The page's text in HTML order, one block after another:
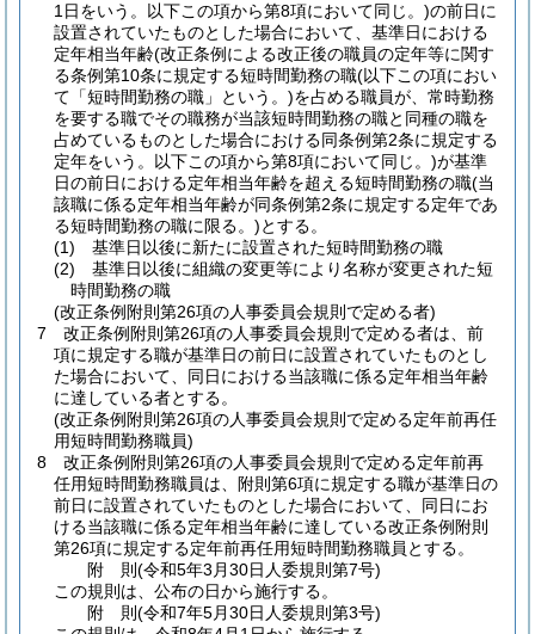
1日をいう。以下この項から第8項において同じ。)の前日に
設置されていたものとした場合において、基準日における
定年相当年齢(改正条例による改正後の職員の定年等に関す
る条例第10条に規定する短時間勤務の職(以下この項におい
て「短時間勤務の職」という。)を占める職員が、常時勤務
を要する職でその職務が当該短時間勤務の職と同種の職を
占めているものとした場合における同条例第2条に規定する
定年をいう。以下この項から第8項において同じ。)が基準
日の前日における定年相当年齢を超える短時間勤務の職(当
該職に係る定年相当年齢が同条例第2条に規定する定年であ
る短時間勤務の職に限る。)とする。
(1)
基準日以後に新たに設置された短時間勤務の職
(2)
基準日以後に組織の変更等により名称が変更された短
時間勤務の職
(改正条例附則第26項の人事委員会規則で定める者)
7
改正条例附則第26項の人事委員会規則で定める者は、前
項に規定する職が基準日の前日に設置されていたものとし
た場合において、同日における当該職に係る定年相当年齢
に達している者とする。
(改正条例附則第26項の人事委員会規則で定める定年前再任
用短時間勤務職員)
8
改正条例附則第26項の人事委員会規則で定める定年前再
任用短時間勤務職員は、附則第6項に規定する職が基準日の
前日に設置されていたものとした場合において、同日にお
ける当該職に係る定年相当年齢に達している改正条例附則
第26項に規定する定年前再任用短時間勤務職員とする。
附 則(令和5年3月30日 人委規則第7号)
この規則は、公布の日から施行する。
附 則(令和7年5月30日 人委規則第3号)